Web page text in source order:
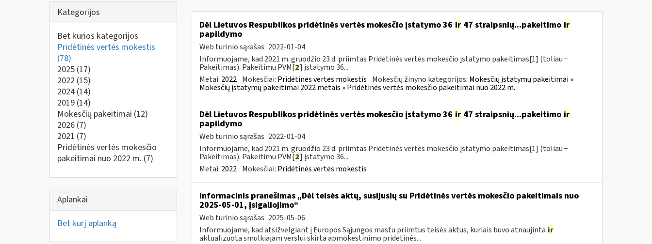
Kategorijos
Bet kurios kategorijos
Pridėtinės vertės mokestis
(78)
2025 (17)
2022 (15)
2024 (14)
2019 (14)
Mokesčių pakeitimai (12)
2026 (7)
2021 (7)
Pridėtinės vertės mokesčio
pakeitimai nuo 2022 m. (7)
Aplankai
Bet kurį aplanką
Dėl Lietuvos Respublikos pridėtinės vertės mokesčio įstatymo 36 ir47 straipsnių...pakeitimo ir
papildymo
Web turinio sąrašas 2022-01-04
Informuojame, kad 2021 m. gruodžio 23 d. priimtas Pridėtinės vertės mokesčio įstatymo pakeitimas[1] (toliau −
Pakeitimas). Pakeitimu PVM[2] įstatymo 36...
Metai: 2022 Mokesčiai: Pridėtinės vertės mokestis Mokesčių žinyno kategorijos: Mokesčių įstatymų pakeitimai »
Mokesčių įstatymų pakeitimai 2022 metais » Pridėtinės vertės mokesčio pakeitimai nuo 2022 m.
Dėl Lietuvos Respublikos pridėtinės vertės mokesčio įstatymo 36 ir47 straipsnių...pakeitimo ir
papildymo
Web turinio sąrašas 2022-01-04
Informuojame, kad 2021 m. gruodžio 23 d. priimtas Pridėtinės vertės mokesčio įstatymo pakeitimas[1] (toliau −
Pakeitimas). Pakeitimu PVM[2] įstatymo 36...
Metai: 2022 Mokesčiai: Pridėtinės vertės mokestis
Informacinis pranešimas „Dėl teisės aktų, susijusių su Pridėtinės vertės mokesčio pakeitimais nuo
2025-05-01, įsigaliojimo“
Web turinio sąrašas 2025-05-06
Informuojame, kad atsižvelgiant į Europos Sąjungos mastu priimtus teisės aktus, kuriais buvo atnaujinta ir
aktualizuota smulkiajam verslui skirta apmokestinimo pridėtinės...